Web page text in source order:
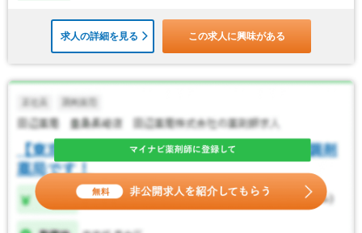
求人の詳細を見る この求人に興味がある